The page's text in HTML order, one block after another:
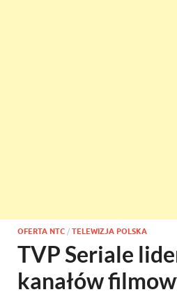
OFERTA NTC / TELEWIZJA POLSKA
TVP Seriale
kanałów